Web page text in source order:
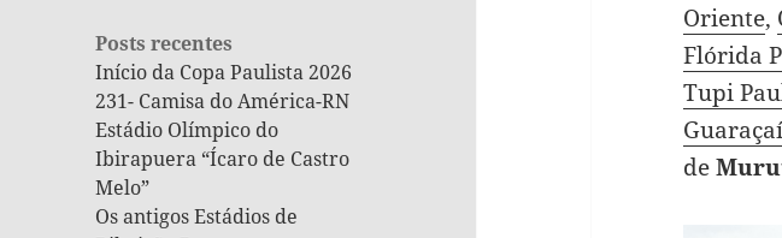
Posts recentes
Início da Copa Paulista 2026
231- Camisa do América-RN
Estádio Olímpico do
Ibirapuera “Ícaro de Castro
Melo”
Os antigos Estádios de
Oriente,
Flórida
Tupi
Guaraçaí
de